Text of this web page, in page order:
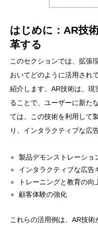
はじめに：AR技
革する
このセクションでは、拡張
おいてどのように活用され
紹介します。AR技術は、
ることで、ユーザーに新た
ては、この技術を利用して
り、インタラクティブな広
製品デモンストレーショ
インタラクティブな広告
トレーニングと教育の向
顧客体験の強化
これらの活用例は、AR技